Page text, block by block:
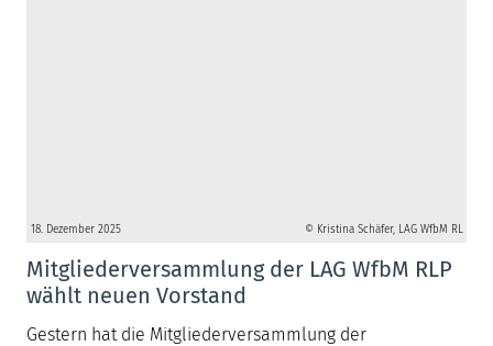
18. Dezember 2025 © Kristina Schäfer, LAG WfbM RL
Mitgliederversammlung der LAG WfbM RLP
wählt neuen Vorstand
Gestern hat die Mitgliederversammlung der